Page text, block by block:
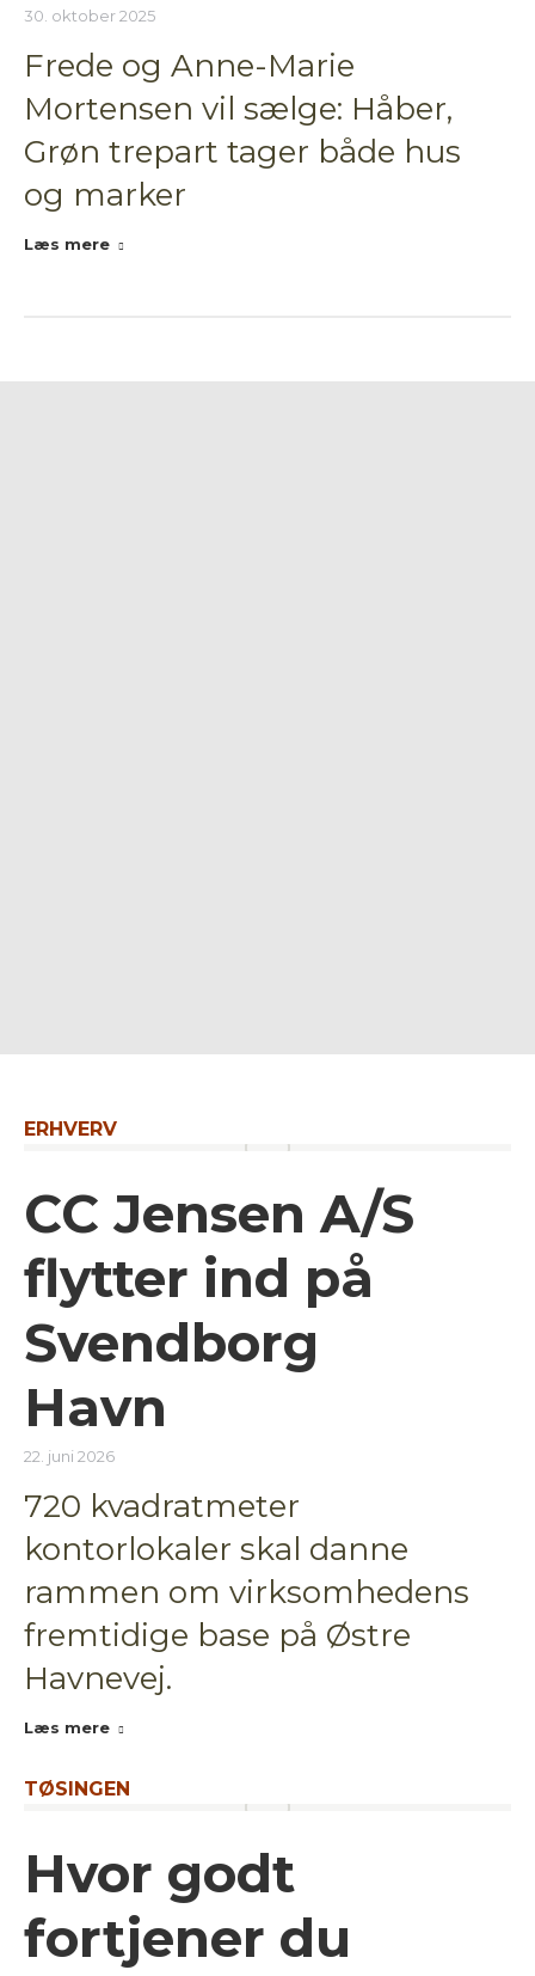
30. oktober 2025
Frede og Anne-Marie
Mortensen vil sælge: Håber,
Grøn trepart tager både hus
og marker
Læs mere
ERHVERV
CC Jensen A/S
flytter ind på
Svendborg
Havn
22. juni 2026
720 kvadratmeter
kontorlokaler skal danne
rammen om virksomhedens
fremtidige base på Østre
Havnevej.
Læs mere
TØSINGEN
Hvor godt
fortjener du